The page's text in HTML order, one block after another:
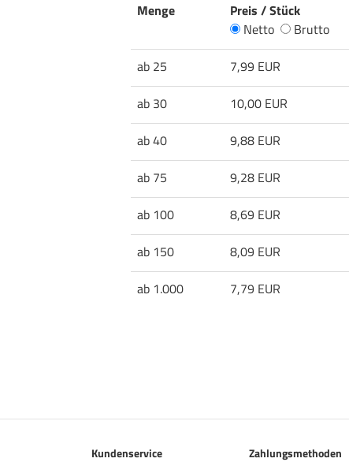
Menge
Preis / Stück
Netto
Brutto
ab 25
7,99 EUR
ab 30
10,00 EUR
ab 40
9,88 EUR
ab 75
9,28 EUR
ab 100
8,69 EUR
ab 150
8,09 EUR
ab 1.000
7,79 EUR
Kundenservice Zahlungsmethoden